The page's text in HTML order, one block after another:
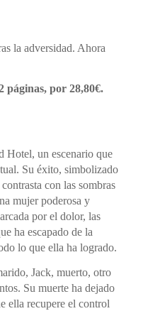
la adversidad. Ahora
páginas, por 28,80€.
Hotel, un escenario que
Su éxito, simbolizado
con las sombras
mujer poderosa y
por el dolor, las
ha escapado de la
lo que ella ha logrado.
Jack, muerto, otro
Su muerte ha dejado
ella recupere el control